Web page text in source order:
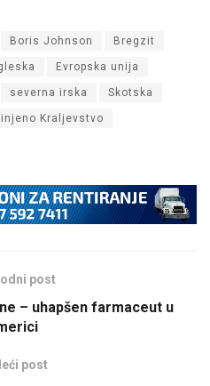
Boris Johnson Bregzit
Evropska unija
severna irska Skotska
Kraljevstvo
post
– uhapšen farmaceut u
post